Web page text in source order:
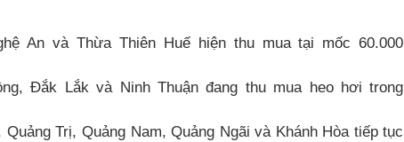
An và Thừa Thiên Huế hiện thu mua tại mốc 60.000
Đắk Lắk và Ninh Thuận đang thu mua heo hơi trong
Trị, Quảng Nam, Quảng Ngãi và Khánh Hòa tiếp tục